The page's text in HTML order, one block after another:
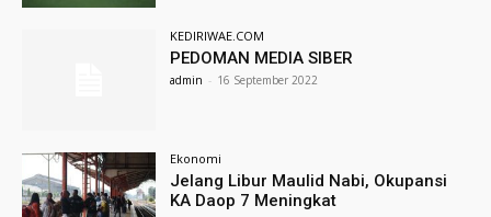
KEDIRIWAE.COM
PEDOMAN MEDIA SIBER
admin - 16 September 2022
Ekonomi
Jelang Libur Maulid Nabi, Okupansi
KA Daop 7 Meningkat